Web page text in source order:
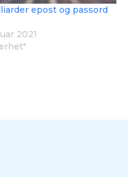
epost og passord
2021